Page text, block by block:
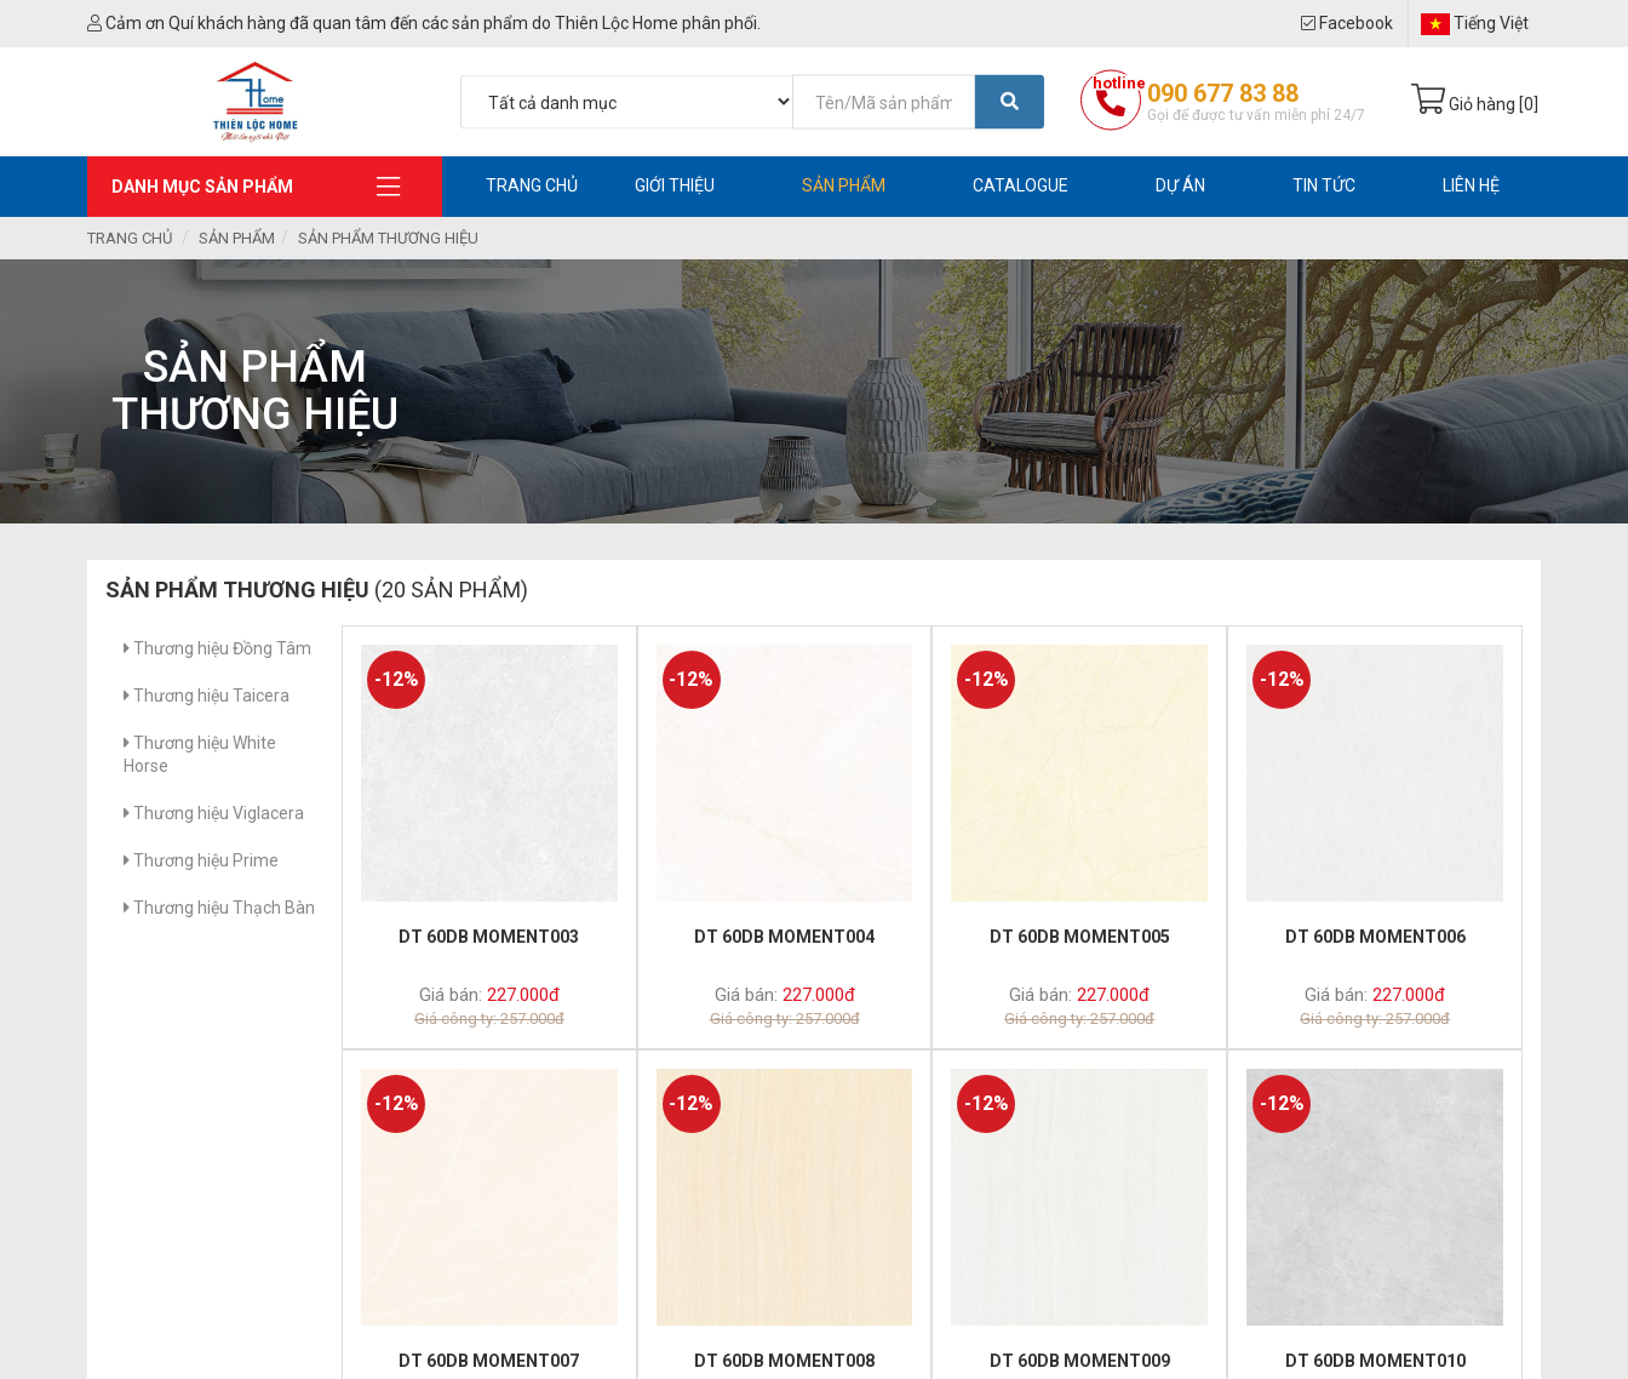
Cảm ơn Quí khách hàng đã quan tâm đến các sản phẩm do Thiên Lộc Home phân phối. Facebook Tiếng Việt
hotline 090 677 83 88
Gọi để được tư vấn miễn phí 24/7
Giỏ hàng [0
DANH MỤC SẢN PHẨM TRANG CHỦ GIỚI THIỆU SẢN PHẨM CATALOGUE DỰ ÁN TIN TỨC LIÊN HỆ
TRANG CHỦ SẢN PHẨM SẢN PHẨM THƯƠNG HIỆU
SẢN PHẨM
THƯƠNG HIỆU
SẢN PHẨM THƯƠNG HIỆU (20 SẢN PHẨM)
Thương hiệu Đồng Tâm
Thương hiệu Taicera
Thương hiệu White
Horse
Thương hiệu Viglacera
Thương hiệu Prime
Thương hiệu Thạch Bàn
-12%
DT 60DB MOMENT003
Giá bán: 227.000đ
Giá công ty: 257.000đ
-12%
DT 60DB MOMENT004
Giá bán: 227.000đ
Giá công ty: 257.000đ
-12%
DT 60DB MOMENT005
Giá bán: 227.000đ
Giá công ty: 257.000đ
-12%
DT 60DB MOMENT006
Giá bán: 227.000đ
Giá công ty: 257.000đ
-12%
DT 60DB MOMENT007
-12%
DT 60DB MOMENT008
-12%
DT 60DB MOMENT009
-12%
DT 60DB MOMENT010